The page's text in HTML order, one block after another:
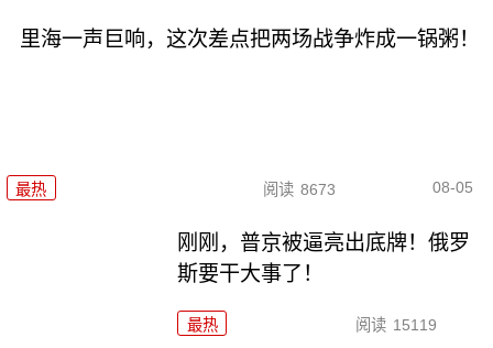
里海一声巨响，这次差点把两场战争炸成一锅粥！
最热 阅读 8673 08-05
刚刚，普京被逼亮出底牌！俄罗
斯要干大事了！
最热 阅读 15119